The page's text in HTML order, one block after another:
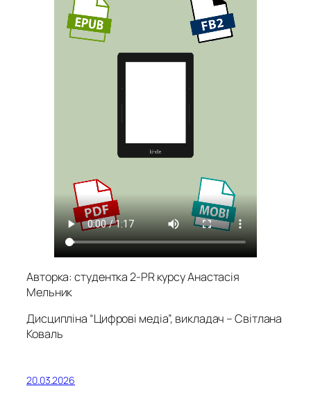
Авторка: студентка 2-PR курсу Анастасія
Мельник
Дисципліна “Цифрові медіа”, викладач – Світлана
Коваль
20.03.2026